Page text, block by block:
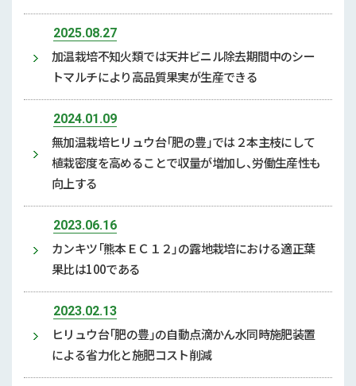
2025.08.27
加温栽培不知火類では天井ビニル除去期間中のシー
トマルチにより高品質果実が生産できる
2024.01.09
無加温栽培ヒリュウ台「肥の豊」では２本主枝にして
植栽密度を高めることで収量が増加し、労働生産性も
向上する
2023.06.16
カンキツ「熊本ＥＣ１２」の露地栽培における適正葉
果比は100である
2023.02.13
ヒリュウ台「肥の豊」の自動点滴かん水同時施肥装置
による省力化と施肥コスト削減